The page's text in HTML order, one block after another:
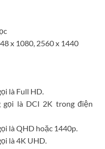
x 1080, 2560 x 1440
là Full HD.
là DCI 2K trong điện
là QHD hoặc 1440p.
là 4K UHD.